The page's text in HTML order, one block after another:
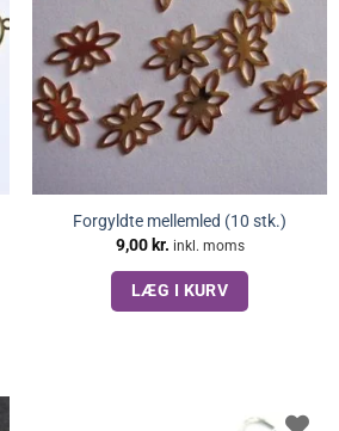
Forgyldte mellemled (10 stk.)
9,00 kr. inkl. moms
LÆG I KURV